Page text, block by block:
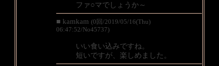
ファ○マでしょうか～
■ kamkam (0回/2019/05/16(Thu)
06:47:52/No45737)
いい食い込みですね。
短いですが、楽しめました。